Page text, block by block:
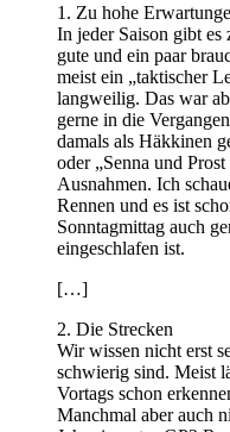
1. Zu hohe
In jeder Saison gibt
gute und ein paar
meist ein „taktischer
langweilig. Das war
gerne in die
damals als Häkkinen
oder „Senna und
Ausnahmen. Ich
Rennen und es ist
Sonntagmittag auch
eingeschlafen ist.
[…]
2. Die Strecken
Wir wissen nicht erst
schwierig sind. Meist
Vortags schon
Manchmal aber auch